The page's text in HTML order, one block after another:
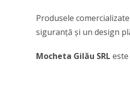
Produsele
siguranță și un design
Mocheta Gilău SRL